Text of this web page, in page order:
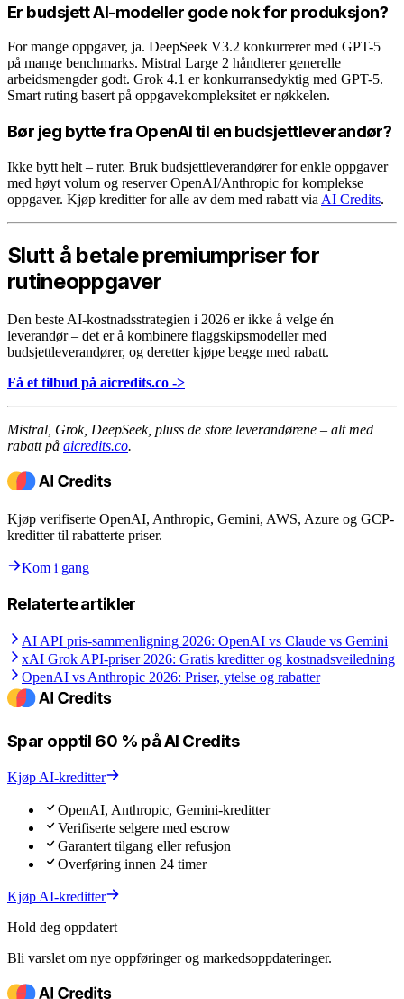
Er budsjett AI-modeller gode nok for produksjon?
For mange oppgaver, ja. DeepSeek V3.2 konkurrerer med GPT-5
på mange benchmarks. Mistral Large 2 håndterer generelle
arbeidsmengder godt. Grok 4.1 er konkurransedyktig med GPT-5.
Smart ruting basert på oppgavekompleksitet er nøkkelen.
Bør jeg bytte fra OpenAI til en budsjettleverandør?
Ikke bytt helt – ruter. Bruk budsjettleverandører for enkle oppgaver
med høyt volum og reserver OpenAI/Anthropic for komplekse
oppgaver. Kjøp kreditter for alle av dem med rabatt via AI Credits.
Slutt å betale premiumpriser for
rutineoppgaver
Den beste AI-kostnadsstrategien i 2026 er ikke å velge én
leverandør – det er å kombinere flaggskipsmodeller med
budsjettleverandører, og deretter kjøpe begge med rabatt.
Få et tilbud på aicredits.co ->
Mistral, Grok, DeepSeek, pluss de store leverandørene – alt med
rabatt på aicredits.co.
Kjøp verifiserte OpenAI, Anthropic, Gemini, AWS, Azure og GCP-
kreditter til rabatterte priser.
Kom i gang
Relaterte artikler
AI API pris-sammenligning 2026: OpenAI vs Claude vs Gemini
xAI Grok API-priser 2026: Gratis kreditter og kostnadsveiledning
OpenAI vs Anthropic 2026: Priser, ytelse og rabatter
Spar opptil 60 % på AI Credits
Kjøp AI-kreditter
OpenAI, Anthropic, Gemini-kreditter
Verifiserte selgere med escrow
Garantert tilgang eller refusjon
Overføring innen 24 timer
Kjøp AI-kreditter
Hold deg oppdatert
Bli varslet om nye oppføringer og markedsoppdateringer.